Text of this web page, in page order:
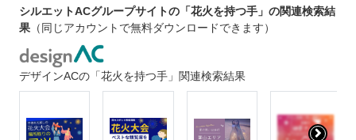
シルエットACグループサイトの「花火を持つ手」の関連検索結
果 （同じアカウントで無料ダウンロードできます）
デザインACの「花火を持つ手」関連検索結果